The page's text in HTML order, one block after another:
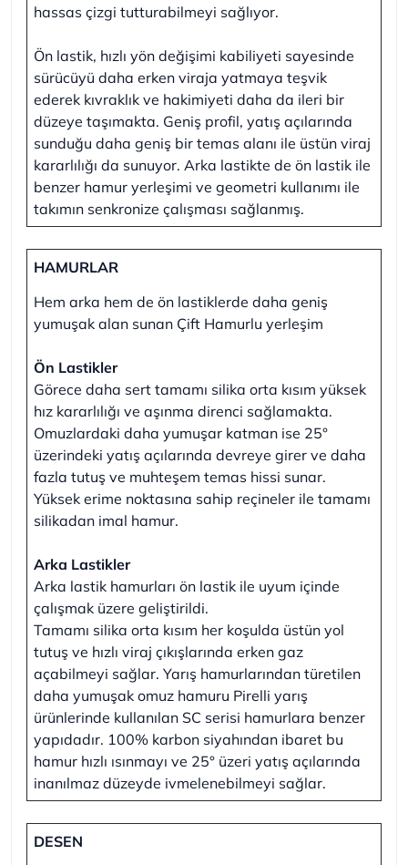
hassas çizgi tutturabilmeyi sağlıyor.
Ön lastik, hızlı yön değişimi kabiliyeti sayesinde
sürücüyü daha erken viraja yatmaya teşvik
ederek kıvraklık ve hakimiyeti daha da ileri bir
düzeye taşımakta. Geniş profil, yatış açılarında
sunduğu daha geniş bir temas alanı ile üstün viraj
kararlılığı da sunuyor. Arka lastikte de ön lastik ile
benzer hamur yerleşimi ve geometri kullanımı ile
takımın senkronize çalışması sağlanmış.
HAMURLAR
Hem arka hem de ön lastiklerde daha geniş
yumuşak alan sunan Çift Hamurlu yerleşim
Ön Lastikler
Görece daha sert tamamı silika orta kısım yüksek
hız kararlılığı ve aşınma direnci sağlamakta.
Omuzlardaki daha yumuşar katman ise 25°
üzerindeki yatış açılarında devreye girer ve daha
fazla tutuş ve muhteşem temas hissi sunar.
Yüksek erime noktasına sahip reçineler ile tamamı
silikadan imal hamur.
Arka Lastikler
Arka lastik hamurları ön lastik ile uyum içinde
çalışmak üzere geliştirildi.
Tamamı silika orta kısım her koşulda üstün yol
tutuş ve hızlı viraj çıkışlarında erken gaz
açabilmeyi sağlar. Yarış hamurlarından türetilen
daha yumuşak omuz hamuru Pirelli yarış
ürünlerinde kullanılan SC serisi hamurlara benzer
yapıdadır. 100% karbon siyahından ibaret bu
hamur hızlı ısınmayı ve 25° üzeri yatış açılarında
inanılmaz düzeyde ivmelenebilmeyi sağlar.
DESEN